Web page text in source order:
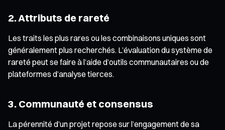
2. Attributs de rareté
Les traits les plus rares ou les combinaisons uniques sont
généralement plus recherchés. L’évaluation du système de
rareté peut se faire à l’aide d’outils communautaires ou de
plateformes d’analyse tierces.
3. Communauté et consensus
La pérennité d’un projet repose sur l’engagement de sa